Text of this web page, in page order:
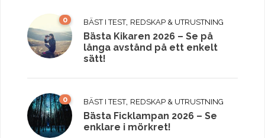
0 BÄST I TEST, REDSKAP & UTRUSTNING
Bästa Kikaren 2026 – Se på
långa avstånd på ett enkelt
sätt!
0 BÄST I TEST, REDSKAP & UTRUSTNING
Bästa Ficklampan 2026 – Se
enklare i mörkret!